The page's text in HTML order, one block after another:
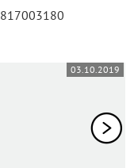
03.10.2019